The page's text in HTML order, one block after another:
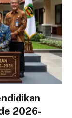
2026-